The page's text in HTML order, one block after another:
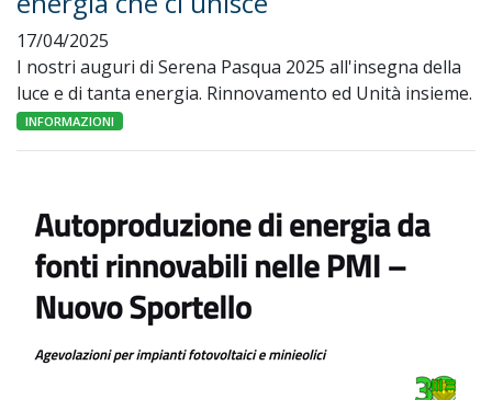
17/04/2025
I nostri auguri di Serena Pasqua 2025 all'insegna della
luce e di tanta energia. Rinnovamento ed Unità insieme.
INFORMAZIONI